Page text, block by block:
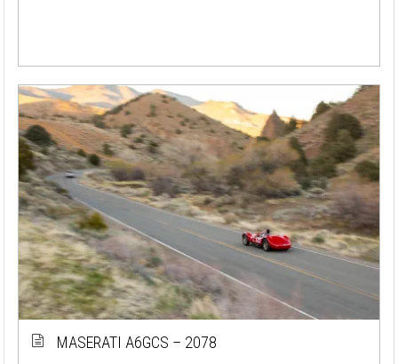
MASERATI A6GCS – 2078